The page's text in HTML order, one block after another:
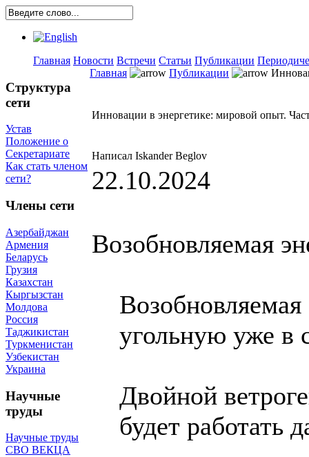
Главная Новости Встречи Статьи Публикации
Структура
сети
Устав
Положение о
Секретариате
Как стать членом
сети?
Члены сети
Азербайджан
Армения
Беларусь
Грузия
Казахстан
Кыргызстан
Молдова
Россия
Таджикистан
Туркменистан
Узбекистан
Украина
Научные
труды
Научные труды
СВО ВЕКЦА
Главная Публикации
Инновации в энергетике: мировой опыт.
Написал Iskander Beglov
22.10.2024
Возобновляемая
Возобновляемая
угольную уже в
Двойной
будет работать